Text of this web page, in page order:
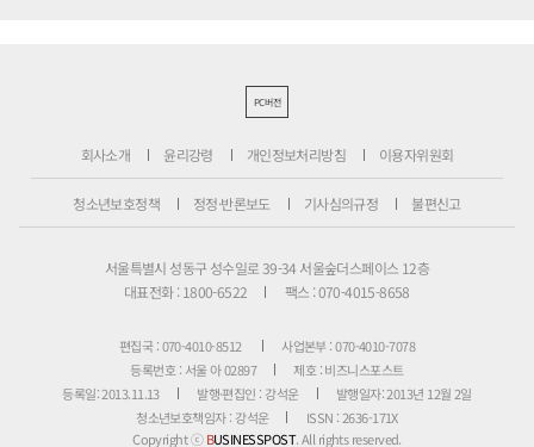
PC버전
회사소개 윤리강령 개인정보처리방침 이용자위원회
청소년보호정책 정정·반론보도 기사심의규정 불편신고
서울특별시 성동구 성수일로 39-34 서울숲더스페이스 12층
대표전화 : 1800-6522
팩스 : 070-4015-8658
편집국 : 070-4010-8512
사업본부 : 070-4010-7078
등록번호 : 서울 아 02897
제호 : 비즈니스포스트
등록일: 2013.11.13
발행·편집인 : 강석운
발행일자: 2013년 12월 2일
청소년보호책임자 : 강석운
ISSN : 2636-171X
Copyright ⓒBUSINESSPOST. All rights reserved.